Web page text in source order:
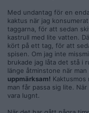
Med undantag för en
kaktus när jag
taggarna, för att sedan
kastrull med lite vatten.
kört på ett tag, för att
spisen. Om jag inte
brukade jag låta det stå i
länge åtminstone när
uppmärksam!
man får passa sig lite.
vara lugnt.